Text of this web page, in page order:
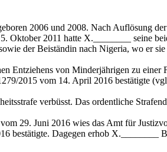
2006 und 2008. Nach Auflösung
Oktober 2011 hatte X.________ seine
der Beiständin nach Nigeria, wo er sie
Entziehens von Minderjährigen zu einer
2015 vom 14. April 2016 bestätigte
verbüsst. Das ordentliche
29. Juni 2016 wies das Amt für
bestätigte. Dagegen erhob X.________